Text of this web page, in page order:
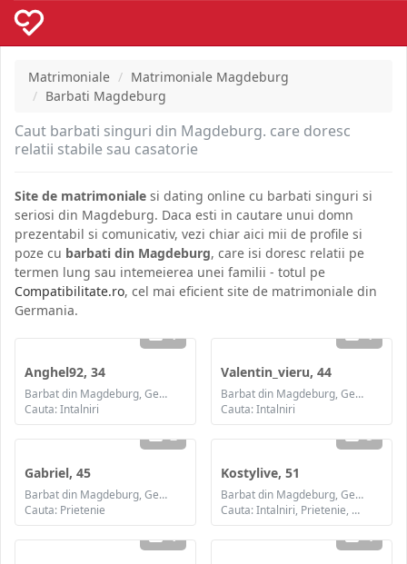
Matrimoniale
Matrimoniale Magdeburg
Barbati Magdeburg
Caut barbati singuri din Magdeburg. care doresc
relatii stabile sau casatorie
Site de matrimoniale si dating online cu barbati singuri si
seriosi din Magdeburg. Daca esti in cautare unui domn
prezentabil si comunicativ, vezi chiar aici mii de profile si
poze cu barbati din Magdeburg, care isi doresc relatii pe
termen lung sau intemeierea unei familii - totul pe
Compatibilitate.ro, cel mai eficient site de matrimoniale din
Germania.
1
Anghel92, 34
Barbat din Magdeburg, Germania
Cauta: Intalniri
1
Valentin_vieru, 44
Barbat din Magdeburg, Germania
Cauta: Intalniri
2
Gabriel, 45
Barbat din Magdeburg, Germania
Cauta: Prietenie
5
Kostylive, 51
Barbat din Magdeburg, Germania
Cauta: Intalniri, Prietenie, Casatorie
1 4